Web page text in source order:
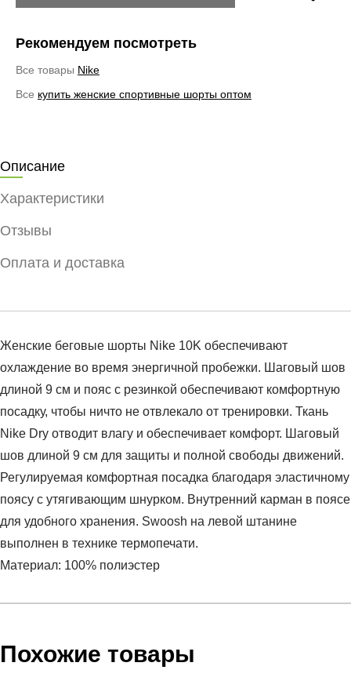
Рекомендуем посмотреть
Все товары Nike
Все купить женские спортивные шорты оптом
Описание
Характеристики
Отзывы
Оплата и доставка
Женские беговые шорты Nike 10K обеспечивают
охлаждение во время энергичной пробежки. Шаговый шов
длиной 9 см и пояс с резинкой обеспечивают комфортную
посадку, чтобы ничто не отвлекало от тренировки. Ткань
Nike Dry отводит влагу и обеспечивает комфорт. Шаговый
шов длиной 9 см для защиты и полной свободы движений.
Регулируемая комфортная посадка благодаря эластичному
поясу с утягивающим шнурком. Внутренний карман в поясе
для удобного хранения. Swoosh на левой штанине
выполнен в технике термопечати.
Материал: 100% полиэстер
Артикул:895863-629
Running Shorts
Условия оплаты
высылает Вам менеджер.
Похожие товары